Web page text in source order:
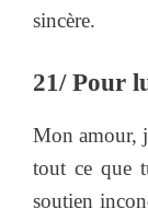
sincère.
21/ Pour
Mon amour,
tout ce que
soutien